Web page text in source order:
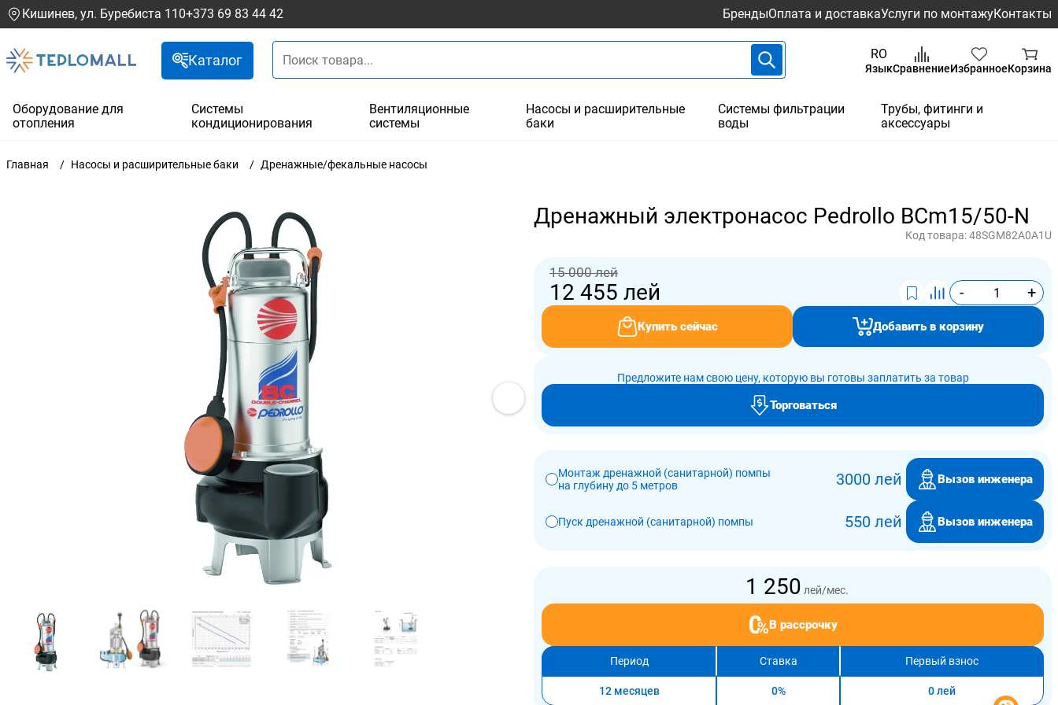
Кишинев, ул. Буребиста 110+373 69 83 44 42 БрендыОплата и доставкаУслуги по монтажуКонтакты
Каталог RO
ЯзыкСравнениеИзбранноеКорзина
Оборудование для
отопления
Системы
кондиционирования
Вентиляционные
системы
Насосы и расширительные
баки
Системы фильтрации
воды
Трубы, фитинги и
аксессуары
Главная Насосы и расширительные баки Дренажные/фекальные насосы
Дренажный электронасос Pedrollo BCm15/50-N
Код товара:48SGM82A0A1U
15 000 лей
12 455 лей - +
Купить сейчас Добавить в корзину
Предложите нам свою цену, которую вы готовы заплатить за товар
Торговаться
Монтаж дренажной (санитарной) помпы
на глубину до 5 метров
3000 лей Вызов инженера
Пуск дренажной (санитарной) помпы 550 лей Вызов инженера
1 250 лей/мес.
В рассрочку
Период Ставка Первый взнос
12 месяцев 0% 0 лей